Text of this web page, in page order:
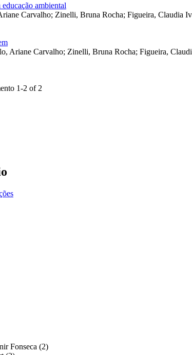
ambiental
Carvalho; Zinelli, Bruna Rocha; Figueira, Claudia
Ariane Carvalho; Zinelli, Bruna Rocha; Figueira,
1-2 of 2
Fonseca (2)